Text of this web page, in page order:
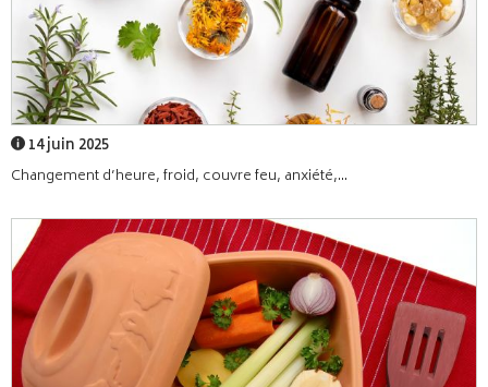
14 juin 2025
Changement d’heure, froid, couvre feu, anxiété,...